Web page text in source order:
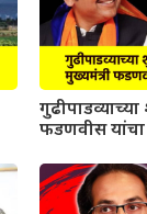
फडणवीस